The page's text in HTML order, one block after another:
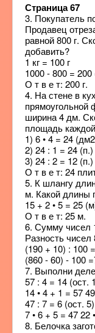
Страница 67
3. Покупатель
Продавец
равной 800 г.
добавить?
1 кг = 100 г
1000 - 800 = 200
О т в е т: 200 г.
4. На стене в
прямоугольной
ширина 4 дм.
площадь
1) 6 • 4 = 24
2) 24 : 1 = 24 (п.)
3) 24 : 2 = 12 (п.)
О т в е т: 24
5. К шлангу
м. Какой длины
15 + 2 • 5 = 25
О т в е т: 25 м.
6. Сумму чисел
Разность
(190 + 10) : 100
(860 - 60) - 100
7. Выполни
57 : 4 = 14 (ост.
14 • 4 + 1 = 57
47 : 7 = 6 (ост.
7 • 6 + 5 = 47 22
8. Белочка